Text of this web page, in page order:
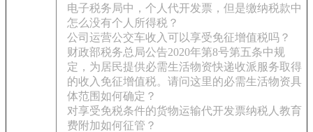
电子税务局中，个人代开发票，但是缴纳税款中
怎么没有个人所得税？
公司运营公交车收入可以享受免征增值税吗？
财政部税务总局公告2020年第8号第五条中规
定，为居民提供必需生活物资快递收派服务取得
的收入免征增值税。请问这里的必需生活物资具
体范围如何确定？
对享受免税条件的货物运输代开发票纳税人教育
费附加如何征管？